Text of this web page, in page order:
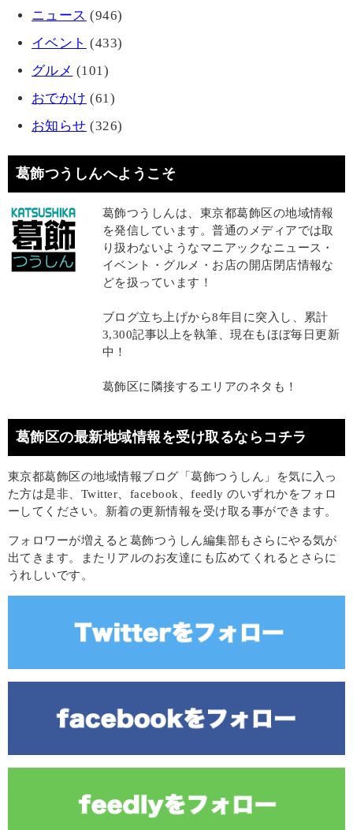
ニュース (946)
イベント (433)
グルメ (101)
おでかけ (61)
お知らせ (326)
葛飾つうしんへようこそ
葛飾つうしんは、東京都葛飾区の地域情報
を発信しています。普通のメディアでは取
り扱わないようなマニアックなニュース・
イベント・グルメ・お店の開店閉店情報な
どを扱っています！
ブログ立ち上げから8年目に突入し、累計
3,300記事以上を執筆、現在もほぼ毎日更新
中！
葛飾区に隣接するエリアのネタも！
葛飾区の最新地域情報を受け取るならコチラ
東京都葛飾区の地域情報ブログ「葛飾つうしん」を気に入っ
た方は是非、Twitter、facebook、feedly のいずれかをフォロ
ーしてください。新着の更新情報を受け取る事ができます。
フォロワーが増えると葛飾つうしん編集部もさらにやる気が
出てきます。またリアルのお友達にも広めてくれるとさらに
うれしいです。